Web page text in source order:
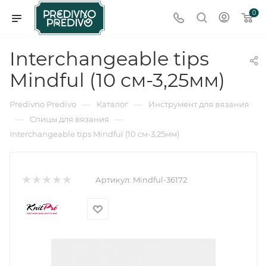
0
Interchangeable tips
Mindful (10 см-3,25мм)
Predivno Predivo — Каталог — Инструмент для вязания
— Спицы для вязания —
Interchangeable tips Mindful (10 см-3,25мм)
Артикул: Mindful-36172